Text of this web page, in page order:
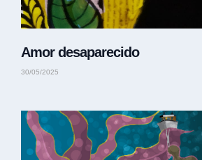
Amor desaparecido
30/05/2025